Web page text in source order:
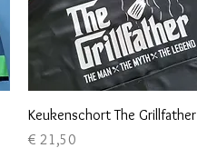
Snel overzicht
Keukenschort The Grillfather
Prijs
€ 21,50